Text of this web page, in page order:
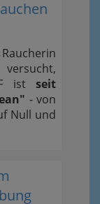
ist seit
- von
Null und